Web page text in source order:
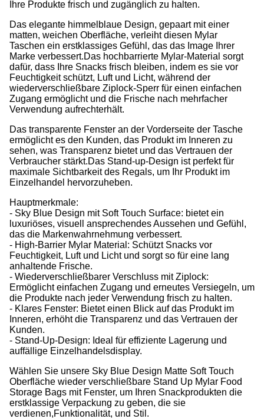
Ihre Produkte frisch und zugänglich zu halten.
Das elegante himmelblaue Design, gepaart mit einer
matten, weichen Oberfläche, verleiht diesen Mylar
Taschen ein erstklassiges Gefühl, das das Image Ihrer
Marke verbessert.Das hochbarrierte Mylar-Material sorgt
dafür, dass Ihre Snacks frisch bleiben, indem es sie vor
Feuchtigkeit schützt, Luft und Licht, während der
wiederverschließbare Ziplock-Sperr für einen einfachen
Zugang ermöglicht und die Frische nach mehrfacher
Verwendung aufrechterhält.
Das transparente Fenster an der Vorderseite der Tasche
ermöglicht es den Kunden, das Produkt im Inneren zu
sehen, was Transparenz bietet und das Vertrauen der
Verbraucher stärkt.Das Stand-up-Design ist perfekt für
maximale Sichtbarkeit des Regals, um Ihr Produkt im
Einzelhandel hervorzuheben.
Hauptmerkmale:
- Sky Blue Design mit Soft Touch Surface: bietet ein
luxuriöses, visuell ansprechendes Aussehen und Gefühl,
das die Markenwahrnehmung verbessert.
- High-Barrier Mylar Material: Schützt Snacks vor
Feuchtigkeit, Luft und Licht und sorgt so für eine lang
anhaltende Frische.
- Wiederverschließbarer Verschluss mit Ziplock:
Ermöglicht einfachen Zugang und erneutes Versiegeln, um
die Produkte nach jeder Verwendung frisch zu halten.
- Klares Fenster: Bietet einen Blick auf das Produkt im
Inneren, erhöht die Transparenz und das Vertrauen der
Kunden.
- Stand-Up-Design: Ideal für effiziente Lagerung und
auffällige Einzelhandelsdisplay.
Wählen Sie unsere Sky Blue Design Matte Soft Touch
Oberfläche wieder verschließbare Stand Up Mylar Food
Storage Bags mit Fenster, um Ihren Snackprodukten die
erstklassige Verpackung zu geben, die sie
verdienen,Funktionalität, und Stil.